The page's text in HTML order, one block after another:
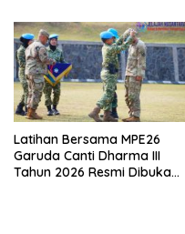
Latihan Bersama MPE26
Garuda Canti Dharma III
Tahun 2026 Resmi Dibuka